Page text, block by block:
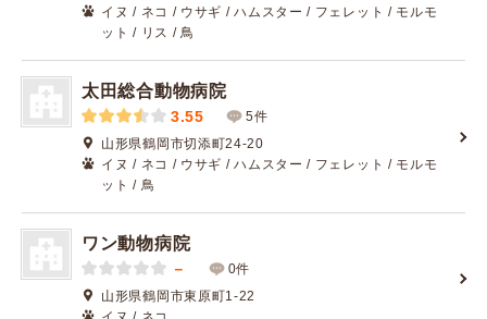
イヌ / ネコ / ウサギ / ハムスター / フェレット / モルモ
ット / リス / 鳥
太田総合動物病院
3.55
5件
山形県鶴岡市切添町24-20
イヌ / ネコ / ウサギ / ハムスター / フェレット / モルモ
ット / 鳥
ワン動物病院
－
0件
山形県鶴岡市東原町1-22